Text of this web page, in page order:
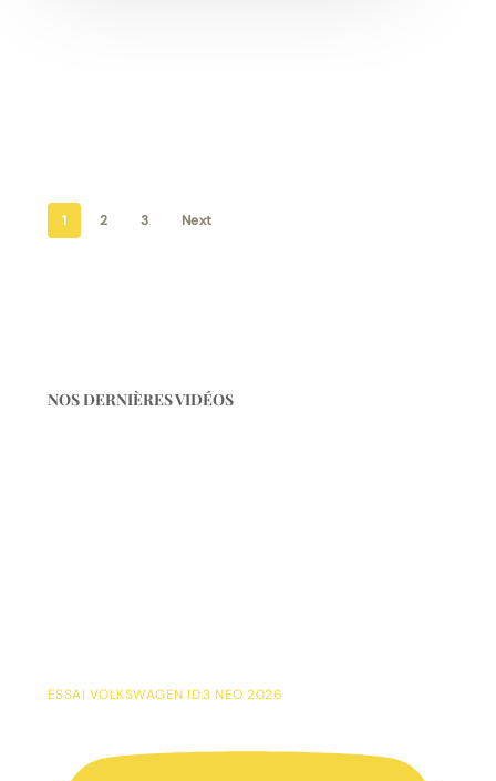
1 2 3 Next
NOS DERNIÈRES VIDÉOS
ESSAI VOLKSWAGEN ID.3 NEO 2026